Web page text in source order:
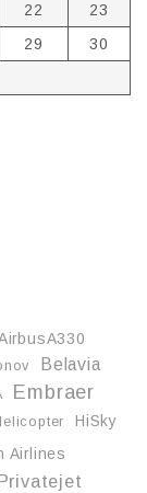
22
23
29
30
Belavia
Embraer
HiSky
Airlines
Privatejet